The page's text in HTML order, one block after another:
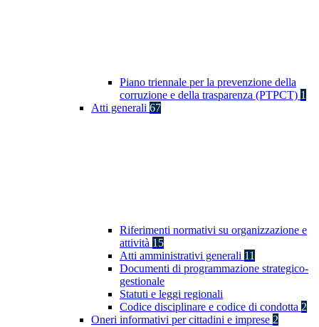
Piano triennale per la prevenzione della
corruzione e della trasparenza (PTPCT) 1
Atti generali 67
Riferimenti normativi su organizzazione e
attività 15
Atti amministrativi generali 11
Documenti di programmazione strategico-
gestionale
Statuti e leggi regionali
Codice disciplinare e codice di condotta 2
Oneri informativi per cittadini e imprese 2